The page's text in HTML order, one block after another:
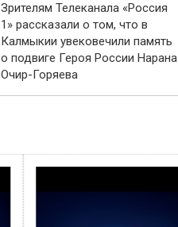
Зрителям Телеканала «Россия
1» рассказали о том, что в
Калмыкии увековечили память
о подвиге Героя России Нарана
Очир-Горяева